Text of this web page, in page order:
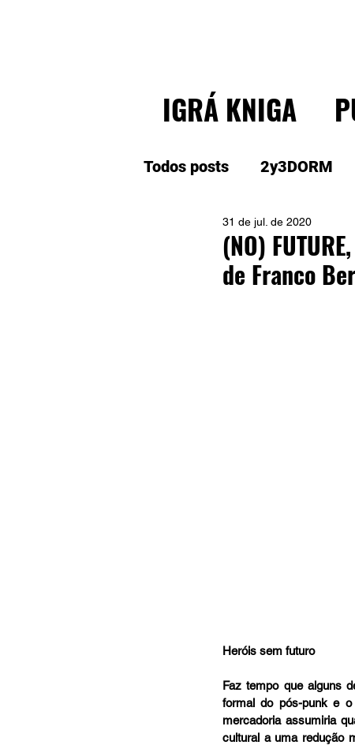
IGRÁ KNIGA
Todos posts 2y3DORM
(NO)
de Franco
31 de jul. de 2020
Heróis sem futuro
Faz tempo que alguns
formal do pós-punk e
mercadoria assumiria
cultural a uma redução